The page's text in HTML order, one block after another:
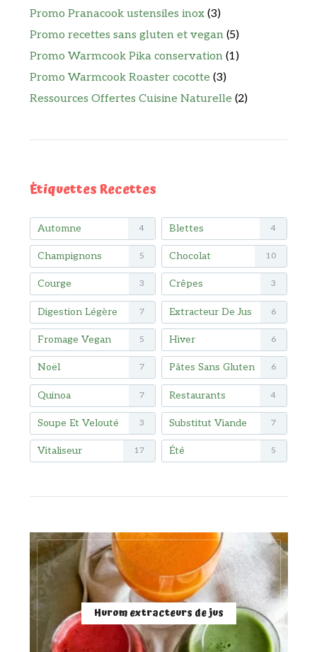
Promo Pranacook ustensiles inox (3)
Promo recettes sans gluten et vegan (5)
Promo Warmcook Pika conservation (1)
Promo Warmcook Roaster cocotte (3)
Ressources Offertes Cuisine Naturelle (2)
Étiquettes Recettes
Automne 4 Blettes 4
Champignons 5 Chocolat 10
Courge 3 Crêpes 3
Digestion Légère 7 Extracteur De Jus 6
Fromage Vegan 5 Hiver 6
Noël 7 Pâtes Sans Gluten 6
Quinoa 7 Restaurants 4
Soupe Et Velouté 3 Substitut Viande 7
Vitaliseur 17 Été 5
Hurom extracteurs de jus